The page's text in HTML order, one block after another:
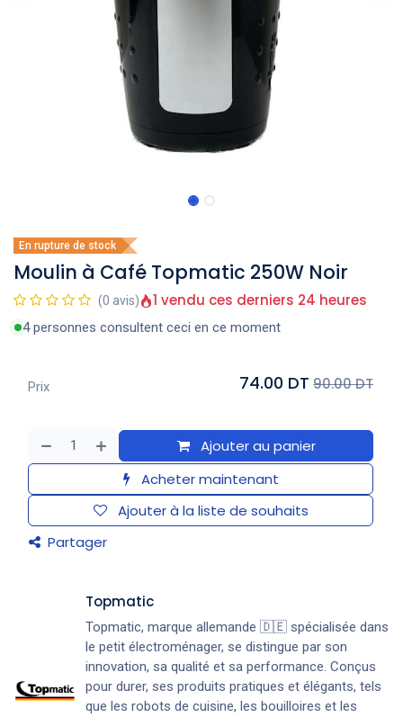
En rupture de stock
Moulin à Café Topmatic 250W Noir
(0 avis) 1 vendu ces derniers 24 heures
4 personnes consultent ceci en ce moment
Ajouter au panier
Acheter maintenant
Ajouter à la liste de souhaits
Partager
Prix 74.00 DT 90.00 DT
Topmatic
Topmatic, marque allemande 🇩🇪 spécialisée dans
le petit électroménager, se distingue par son
innovation, sa qualité et sa performance. Conçus
pour durer, ses produits pratiques et élégants, tels
que les robots de cuisine, les bouilloires et les